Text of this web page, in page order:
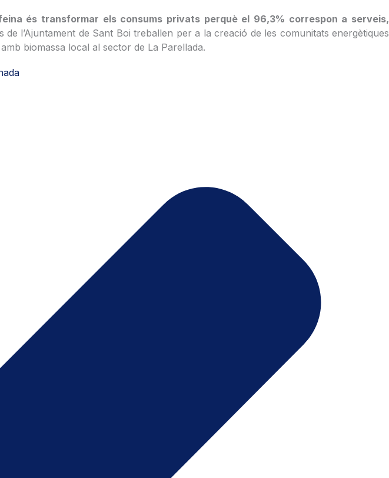
és transformar els consums privats perquè el 96,3% correspon a serveis,
de l’Ajuntament de Sant Boi treballen per a la creació de les comunitats energètiques
biomassa local al sector de La Parellada.